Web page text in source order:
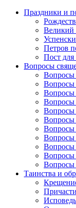
Праздники и
Великий
Петров
Пост
Вопросы
Вопросы
Вопросы
Вопросы
Вопросы
Вопросы
Вопросы
Вопросы
Вопросы
Вопросы
Вопросы
Вопросы
Таинства и